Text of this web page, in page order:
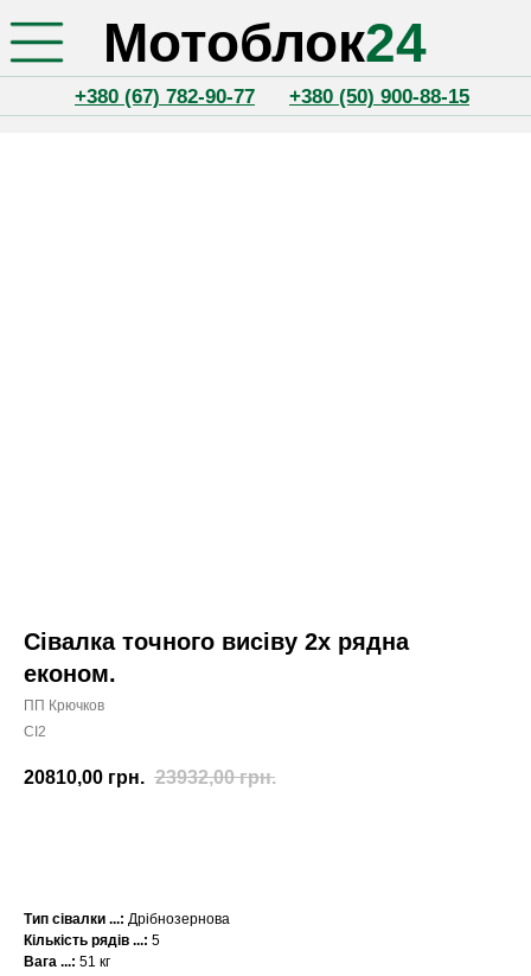
Мотоблок24
Сівалка точного висіву 2х рядна
економ.
ПП Крючков
СІ2
20810,00 грн. 23932,00 грн.
Тип сівалки ...: Дрібнозернова
Кількість рядів ...: 5
Вага ...: 51 кг